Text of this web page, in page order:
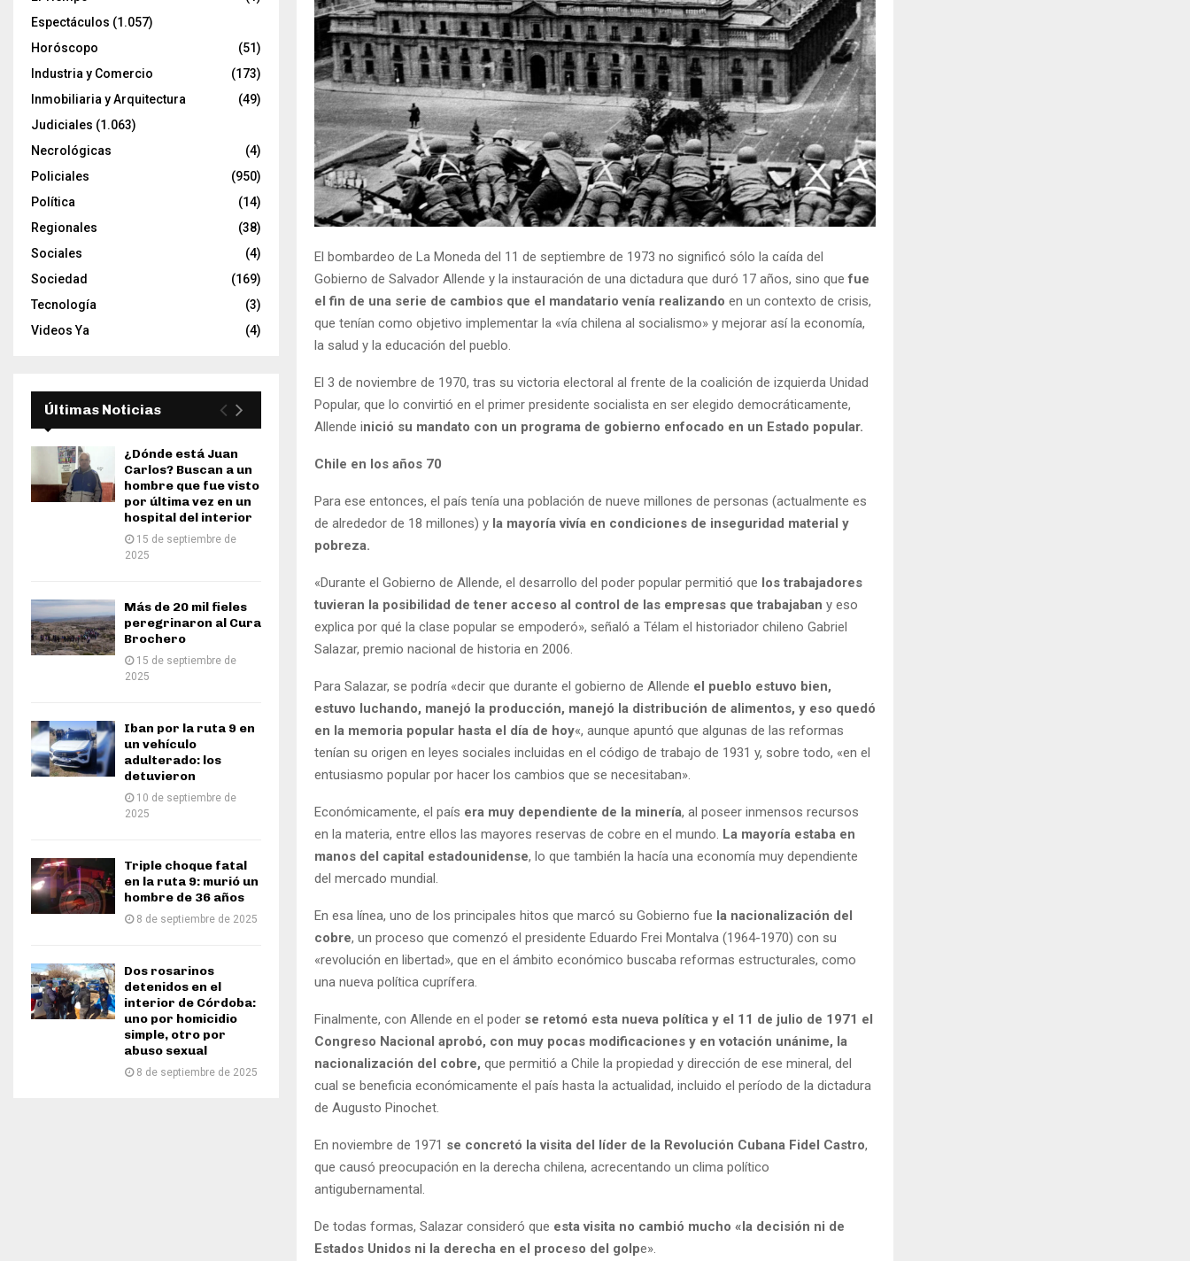
El bombardeo de La Moneda del 11 de septiembre de 1973 no significó sólo la caída del
Gobierno de Salvador Allende y la instauración de una dictadura que duró 17 años, sino quefue
el fin de una serie de cambios que el mandatario venía realizando en un contexto de crisis,
que tenían como objetivo implementar la «vía chilena al socialismo» y mejorar así la economía,
la salud y la educación del pueblo.
El 3 de noviembre de 1970, tras su victoria electoral al frente de la coalición de izquierda Unidad
Popular, que lo convirtió en el primer presidente socialista en ser elegido democráticamente,
Allende inició su mandato con un programa de gobierno enfocado en un Estado popular.
Chile en los años 70
Para ese entonces, el país tenía una población de nueve millones de personas (actualmente es
de alrededor de 18 millones) y la mayoría vivía en condiciones de inseguridad material y
pobreza.
«Durante el Gobierno de Allende, el desarrollo del poder popular permitió que los trabajadores
tuvieran la posibilidad de tener acceso al control de las empresas que trabajaban y eso
explica por qué la clase popular se empoderó», señaló a Télam el historiador chileno Gabriel
Salazar, premio nacional de historia en 2006.
Para Salazar, se podría «decir que durante el gobierno de Allende el pueblo estuvo bien,
estuvo luchando, manejó la producción, manejó la distribución de alimentos, y eso quedó
en la memoria popular hasta el día de hoy«, aunque apuntó que algunas de las reformas
tenían su origen en leyes sociales incluidas en el código de trabajo de 1931 y, sobre todo, «en el
entusiasmo popular por hacer los cambios que se necesitaban».
Económicamente, el país era muy dependiente de la minería, al poseer inmensos recursos
en la materia, entre ellos las mayores reservas de cobre en el mundo. La mayoría estaba en
manos del capital estadounidense, lo que también la hacía una economía muy dependiente
del mercado mundial.
En esa línea, uno de los principales hitos que marcó su Gobierno fue la nacionalización del
cobre, un proceso que comenzó el presidente Eduardo Frei Montalva (1964-1970) con su
«revolución en libertad», que en el ámbito económico buscaba reformas estructurales, como
una nueva política cuprífera.
Finalmente, con Allende en el poder se retomó esta nueva política y el 11 de julio de 1971 el
Congreso Nacional aprobó, con muy pocas modificaciones y en votación unánime, la
nacionalización del cobre, que permitió a Chile la propiedad y dirección de ese mineral, del
cual se beneficia económicamente el país hasta la actualidad, incluido el período de la dictadura
de Augusto Pinochet.
En noviembre de 1971 se concretó la visita del líder de la Revolución Cubana Fidel Castro,
que causó preocupación en la derecha chilena, acrecentando un clima político
antigubernamental.
De todas formas, Salazar consideró que esta visita no cambió mucho «la decisión ni de
Estados Unidos ni la derecha en el proceso del golpe».
Espectáculos (1.057)
Horóscopo
(51)
Industria y Comercio
(173)
Inmobiliaria y Arquitectura
(49)
Judiciales (1.063)
Necrológicas
(4)
Policiales
(950)
Política
(14)
Regionales
(38)
Sociales
(4)
Sociedad
(169)
Tecnología
(3)
Videos Ya
(4)
Últimas Noticias
¿Dónde está Juan
Carlos? Buscan a un
hombre que fue visto
por última vez en un
hospital del interior
15 de septiembre de
2025
Más de 20 mil fieles
peregrinaron al Cura
Brochero
15 de septiembre de
2025
Iban por la ruta 9 en
un vehículo
adulterado: los
detuvieron
10 de septiembre de
2025
Triple choque fatal
en la ruta 9: murió un
hombre de 36 años
8 de septiembre de 2025
Dos rosarinos
detenidos en el
interior de Córdoba:
uno por homicidio
simple, otro por
abuso sexual
8 de septiembre de 2025